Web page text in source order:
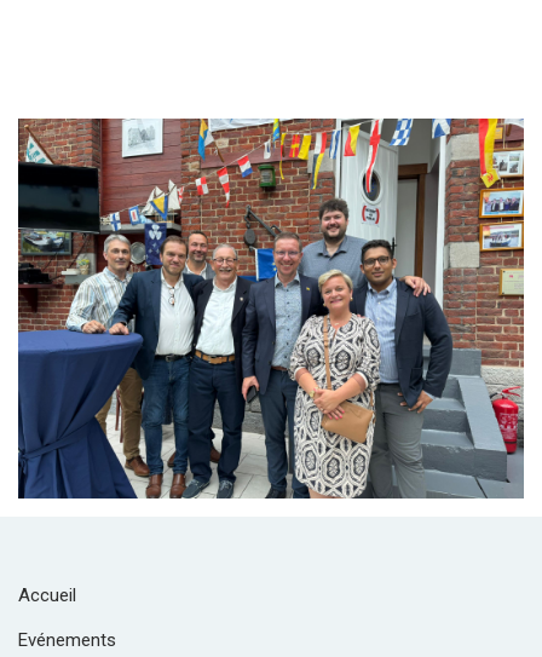
Branding
ARMCHAIR
Accueil
Evénements